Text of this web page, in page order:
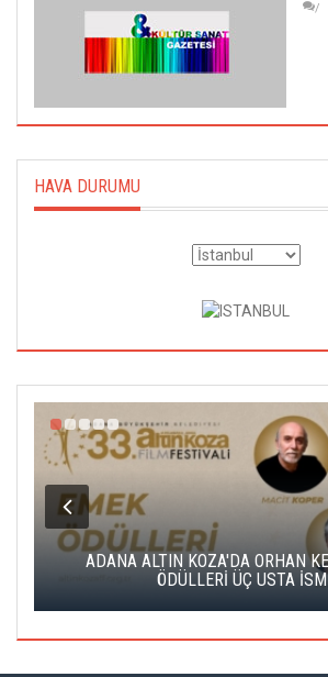
HAVA DURUMU
ADANA ALTIN KOZA'DA ORHAN
ÖDÜLLERİ ÜÇ USTA